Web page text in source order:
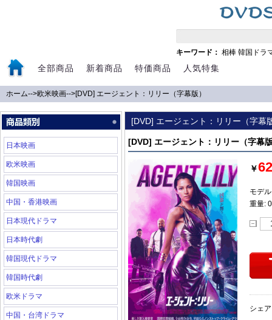
キーワード： 相棒 韓国ドラ
全部商品 新着商品 特価商品 人気特集
ホーム-->欧米映画-->[DVD] エージェント：リリー（字幕版）
日本映画
欧米映画
韓国映画
中国・香港映画
日本現代ドラマ
日本時代劇
韓国現代ドラマ
韓国時代劇
欧米ドラマ
中国・台湾ドラマ
[DVD] エージェント：リリー（字幕
[DVD] エージェント：リリー（字幕
￥
モデ
重量:
シェ